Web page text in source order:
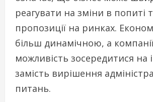
реагувати на зміни в попиті
пропозиції на ринках.
більш динамічною, а
можливість зосередитися на
замість вирішення
питань.